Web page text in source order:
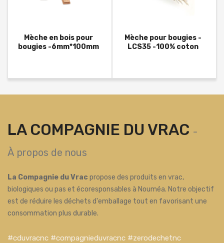
Mèche en bois pour
bougies -6mm*100mm
Mèche pour bougies -
LCS35 -100% coton
LA COMPAGNIE DU VRAC -
À propos de nous
La Compagnie du Vrac propose des produits en vrac,
biologiques ou pas et écoresponsables à Nouméa. Notre objectif
est de réduire les déchets d'emballage tout en favorisant une
consommation plus durable.
#cduvracnc #compagnieduvracnc #zerodechetnc